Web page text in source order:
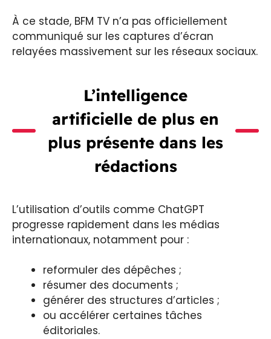
À ce stade, BFM TV n’a pas officiellement
communiqué sur les captures d’écran
relayées massivement sur les réseaux sociaux.
L’intelligence
artificielle de plus en
plus présente dans les
rédactions
L’utilisation d’outils comme ChatGPT
progresse rapidement dans les médias
internationaux, notamment pour :
reformuler des dépêches ;
résumer des documents ;
générer des structures d’articles ;
ou accélérer certaines tâches
éditoriales.